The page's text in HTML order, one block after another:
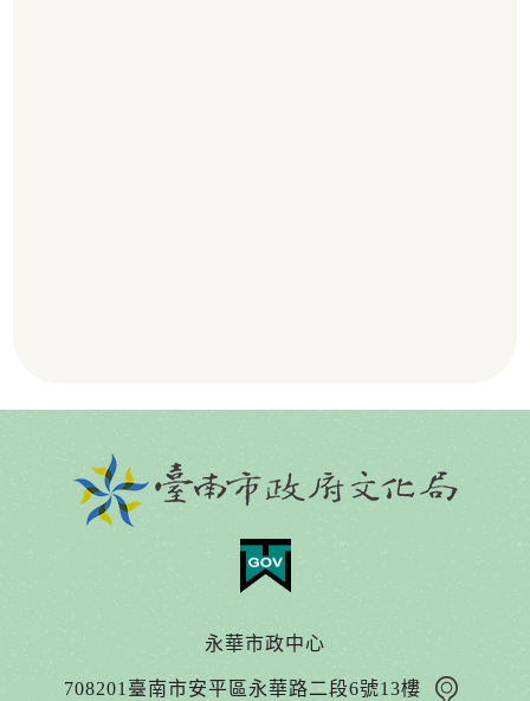
永華市政中心
708201臺南市安平區永華路二段6號13樓